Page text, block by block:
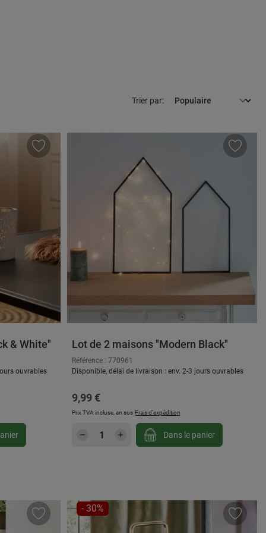
Trier par:
ou diminuer la quantité.
utilisez les boutons pour augmenter ou
& White"
ouvrables
: Entrez la quantité souhaitée ou
Lot de 2 maisons "Modern Black"
Référence : 770961
Disponible, délai de livraison : env. 2-3 jours ouvrables
Prix régulier :
9,99 €
Prix TVA incluse, en sus Frais d'expédition
Quantité de produit : Entrez
Dans le panier
RÉDUCTION
- 30%